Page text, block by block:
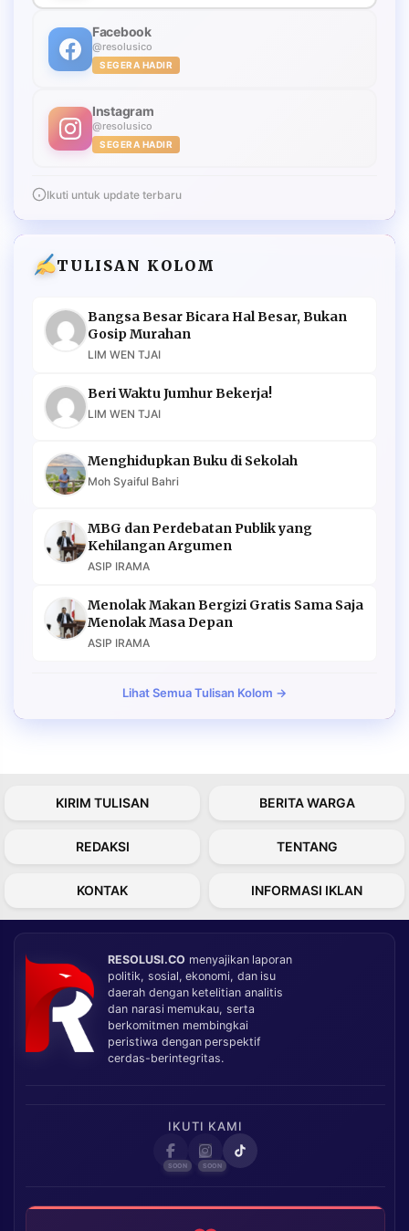
Facebook
@resolusico
SEGERA HADIR
Instagram
@resolusico
SEGERA HADIR
Ikuti untuk update terbaru
TULISAN KOLOM
Bangsa Besar Bicara Hal Besar, Bukan
Gosip Murahan
LIM WEN TJAI
Beri Waktu Jumhur Bekerja!
LIM WEN TJAI
Menghidupkan Buku di Sekolah
Moh Syaiful Bahri
MBG dan Perdebatan Publik yang
Kehilangan Argumen
ASIP IRAMA
Menolak Makan Bergizi Gratis Sama Saja
Menolak Masa Depan
ASIP IRAMA
Lihat Semua Tulisan Kolom →
KIRIM TULISAN BERITA WARGA
REDAKSI TENTANG
KONTAK INFORMASI IKLAN
RESOLUSI.CO menyajikan laporan
politik, sosial, ekonomi, dan isu
daerah dengan ketelitian analitis
dan narasi memukau, serta
berkomitmen membingkai
peristiwa dengan perspektif
cerdas-berintegritas.
IKUTI KAMI